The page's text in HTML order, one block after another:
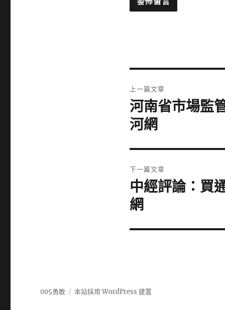
章
導
上一篇文章
上
一
篇
文
河南省市場監
河網
下一篇文章
下
一
篇
文
中經評論：買
網
005勇敢 本站採用 WordPress 建置